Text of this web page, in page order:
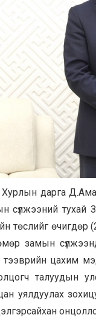
дарга
сүлжээний тухай
төслийг
замын
тээврийн цахим
талуудын
уялдуулах